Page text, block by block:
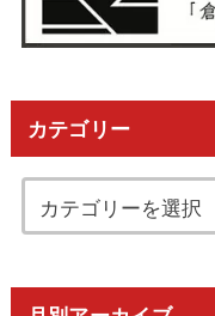
カテゴリー